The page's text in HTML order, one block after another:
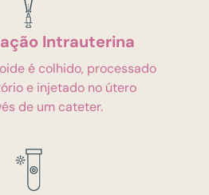
Intrauterina
é colhido, processado
e injetado no útero
de um cateter.